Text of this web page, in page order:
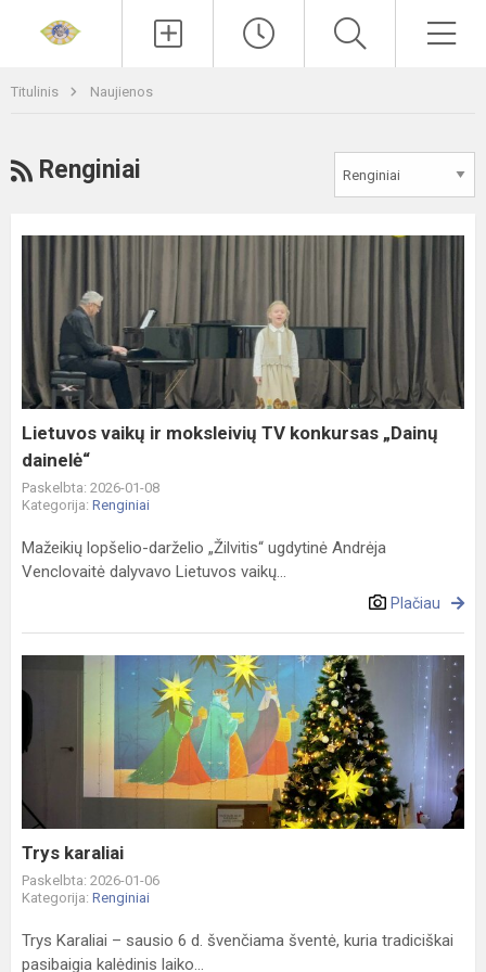
Titulinis Naujienos
RSS
Renginiai
moksleivių
TV
konkursas
„Dainų
dainelė“
Lietuvos vaikų ir moksleivių TV konkursas „Dainų
dainelė“
Paskelbta: 2026-01-08
Kategorija: Renginiai
Mažeikių lopšelio-darželio „Žilvitis“ ugdytinė Andrėja
Venclovaitė dalyvavo Lietuvos vaikų...
Plačiau
karaliai
Trys karaliai
Paskelbta: 2026-01-06
Kategorija: Renginiai
Trys Karaliai – sausio 6 d. švenčiama šventė, kuria tradiciškai
pasibaigia kalėdinis laiko...